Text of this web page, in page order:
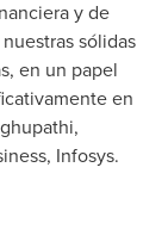
y de
sólidas
en un papel
en
Infosys.